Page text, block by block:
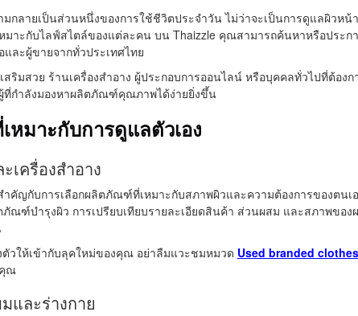
กลายเป็นส่วนหนึ่งของการใช้ชีวิตประจำวัน ไม่ว่าจะเป็นการดูแลผิวหน้า
าะกับไลฟ์สไตล์ของแต่ละคน บน Thaizzle คุณสามารถค้นหาหรือประก
ละผู้ขายจากทั่วประเทศไทย
ริมสวย ร้านเครื่องสำอาง ผู้ประกอบการออนไลน์ หรือบุคคลทั่วไปที่ต้องก
ที่กำลังมองหาผลิตภัณฑ์คุณภาพได้ง่ายยิ่งขึ้น
มาะกับการดูแลตัวเอง
ครื่องสำอาง
คัญกับการเลือกผลิตภัณฑ์ที่เหมาะกับสภาพผิวและความต้องการของตนเอ
ณฑ์บำรุงผิว การเปรียบเทียบรายละเอียดสินค้า ส่วนผสม และสภาพข
วให้เข้ากับลุคใหม่ของคุณ อย่าลืมแวะชมหมวด Used branded clothes
ณ
ละร่างกาย